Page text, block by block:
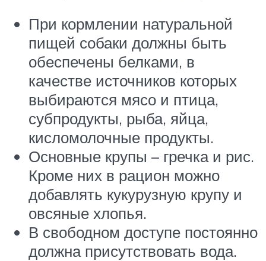
При кормлении натуральной
пищей собаки должны быть
обеспечены белками, в
качестве источников которых
выбираются мясо и птица,
субпродукты, рыба, яйца,
кисломолочные продукты.
Основные крупы – гречка и рис.
Кроме них в рацион можно
добавлять кукурузную крупу и
овсяные хлопья.
В свободном доступе постоянно
должна присутствовать вода.